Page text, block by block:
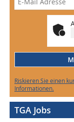
Riskieren Sie einen
Informationen.
TGA Jobs